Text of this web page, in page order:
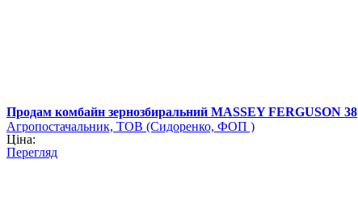
Продам комбайн зернозбиральний MASSEY FERGUSON 38
Агропостачальник, ТОВ (Сидоренко, ФОП )
Ціна:
Перегляд